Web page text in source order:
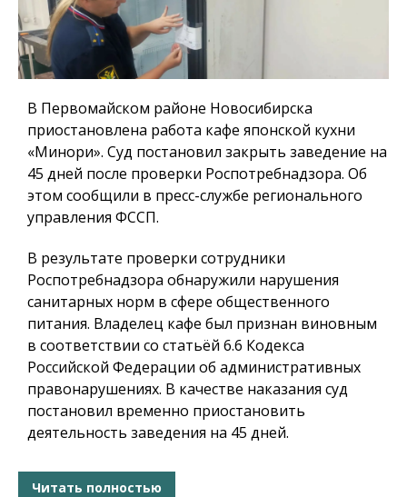
В Первомайском районе Новосибирска
приостановлена работа кафе японской кухни
«Минори». Суд постановил закрыть заведение на
45 дней после проверки Роспотребнадзора. Об
этом сообщили в пресс-службе регионального
управления ФССП.
В результате проверки сотрудники
Роспотребнадзора обнаружили нарушения
санитарных норм в сфере общественного
питания. Владелец кафе был признан виновным
в соответствии со статьёй 6.6 Кодекса
Российской Федерации об административных
правонарушениях. В качестве наказания суд
постановил временно приостановить
деятельность заведения на 45 дней.
Читать полностью